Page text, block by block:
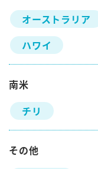
オーストラリア
ハワイ
南米
チリ
その他